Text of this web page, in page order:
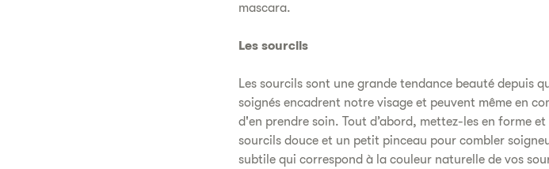
mascara.
Les sourcils
Les sourcils sont une grande tendance beauté depuis
soignés encadrent notre visage et peuvent même en
d'en prendre soin. Tout d’abord, mettez-les en forme
sourcils douce et un petit pinceau pour combler
subtile qui correspond à la couleur naturelle de vos